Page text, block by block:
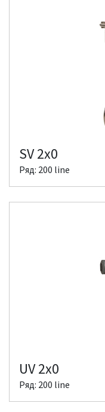
SV 2x0
Ряд: 200 line
UV 2x0
Ряд: 200 line